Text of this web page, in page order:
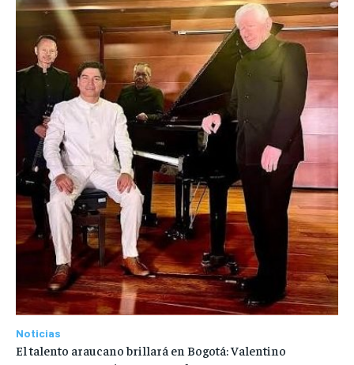
Noticias
El talento araucano brillará en Bogotá: Valentino